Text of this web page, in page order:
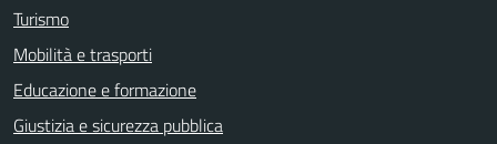
Turismo
Mobilità e trasporti
Educazione e formazione
Giustizia e sicurezza pubblica